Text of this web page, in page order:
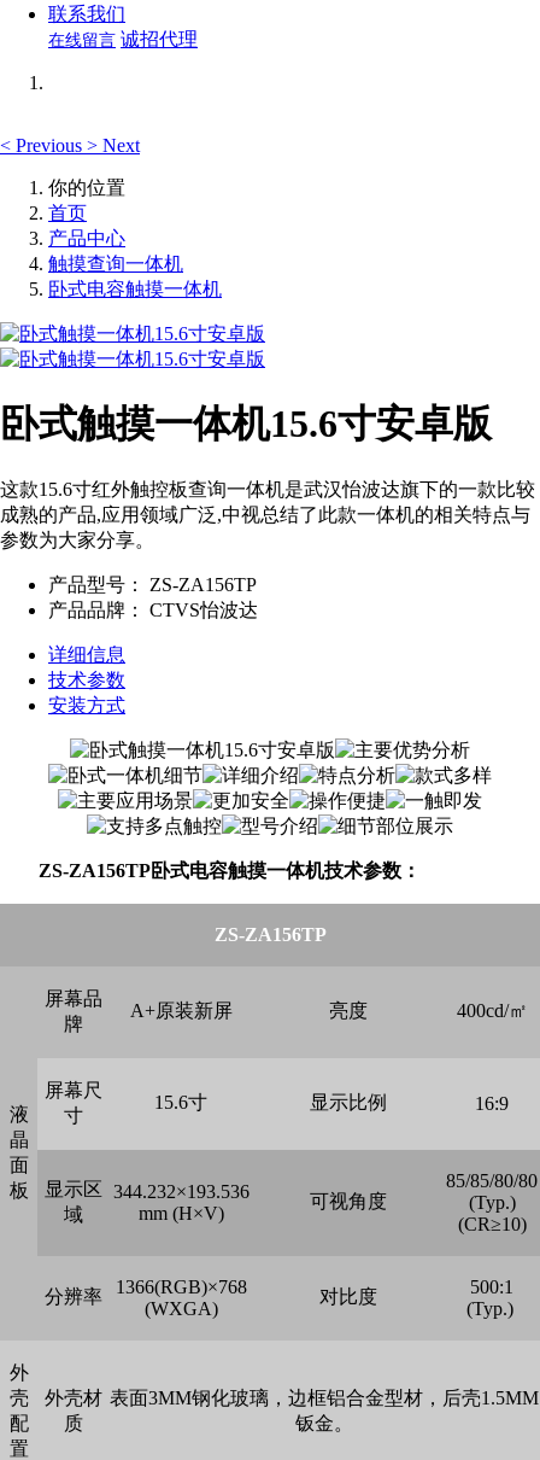
联系我们
在线留言 诚招代理
< Previous > Next
你的位置
首页
产品中心
触摸查询一体机
卧式电容触摸一体机
卧式触摸一体机15.6寸安卓版
这款15.6寸红外触控板查询一体机是武汉怡波达旗下的一款比较
成熟的产品,应用领域广泛,中视总结了此款一体机的相关特点与
参数为大家分享。
产品型号：
ZS-ZA156TP
产品品牌：
CTVS怡波达
详细信息
技术参数
安装方式
ZS-ZA156TP卧式电容触摸一体机技术参数：
ZS-ZA156TP
液
晶
面
板
屏幕品
牌
A+原装新屏 亮度 400cd/㎡
屏幕尺
寸
15.6寸 显示比例 16:9
显示区
域
344.232×193.536
mm (H×V)
可视角度
85/85/80/80
(Typ.)
(CR≥10)
分辨率
1366(RGB)×768
(WXGA)
对比度
500:1
(Typ.)
外
壳
配
置
外壳材
质
表面3MM钢化玻璃，边框铝合金型材，后壳1.5MM
钣金。